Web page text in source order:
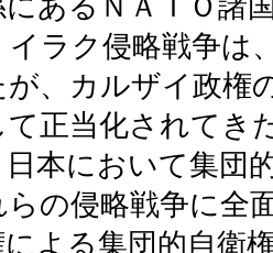
にあるＮＡＴＯ諸
ラク侵略戦争は
が、カルザイ政権
て正当化されてき
日本において集団
らの侵略戦争に全
よる集団的自衛